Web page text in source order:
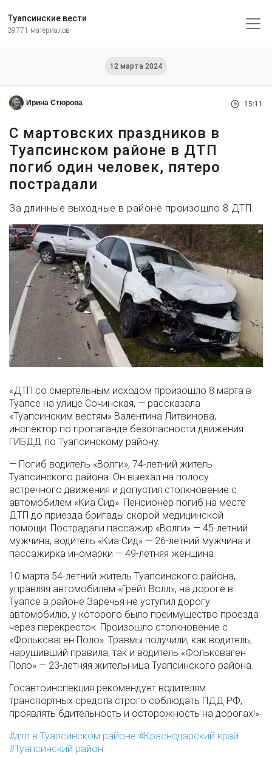
Туапсинские вести
39771 материалов
12 марта 2024
Ирина Стюрова 15:11
C мартовских праздников в
Туапсинском районе в ДТП
погиб один человек, пятеро
пострадали
За длинные выходные в районе произошло 8 ДТП.
«ДТП со смертельным исходом произошло 8 марта в
Туапсе на улице Сочинская, — рассказала
«Туапсинским вестям» Валентина Литвинова,
инспектор по пропаганде безопасности движения
ГИБДД по Туапсинскому району.
— Погиб водитель «Волги», 74-летний житель
Туапсинского района. Он выехал на полосу
встречного движения и допустил столкновение с
автомобилем «Киа Сид». Пенсионер погиб на месте
ДТП до приезда бригады скорой медицинской
помощи. Пострадали пассажир «Волги» — 45-летний
мужчина, водитель «Киа Сид» — 26-летний мужчина и
пассажирка иномарки — 49-летняя женщина.
10 марта 54-летний житель Туапсинского района,
управляя автомобилем «Грейт Волл», на дороге в
Туапсе в районе Заречья не уступил дорогу
автомобилю, у которого было преимущество проезда
через перекресток. Произошло столкновение с
«Фольксваген Поло». Травмы получили, как водитель,
нарушивший правила, так и водитель «Фольксваген
Поло» — 23-летняя жительница Туапсинского района.
Госавтоинспекция рекомендует водителям
транспортных средств строго соблюдать ПДД РФ,
проявлять бдительность и осторожность на дорогах!»
дтп в Туапсинском районе
Краснодарский край
Туапсинский район